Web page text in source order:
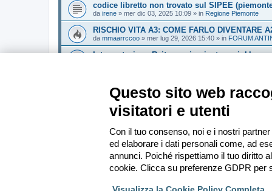
codice libretto non trovato sul SIPEE
da irene » mer dic 03, 2025 10:09 » in Regione Piemonte
RISCHIO VITA A3: COME FARLO DIVENTARE
da mmaarrccoo » mer lug 29, 2026 15:40 » in FORUM
Interpretazione Rvita con impianto sprinkler
StudioVVF ven lug 31, 2026 20:47 » in FORUM
Vai alla ricerca avanzata
Questo sito web
visitatori e utenti
Con il tuo consenso, noi e i nostri
ed elaborare i dati personali come, ad
annunci. Poiché rispettiamo il tuo diritto
cookie. Clicca su preferenze GDPR per